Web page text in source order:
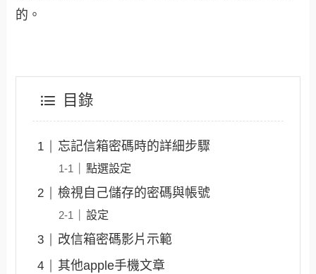
的。
目錄
忘記信箱密碼時的詳細步驟
點選設定
檢視自己儲存的密碼與帳號
設定
改信箱密碼影片示範
其他apple手機文章